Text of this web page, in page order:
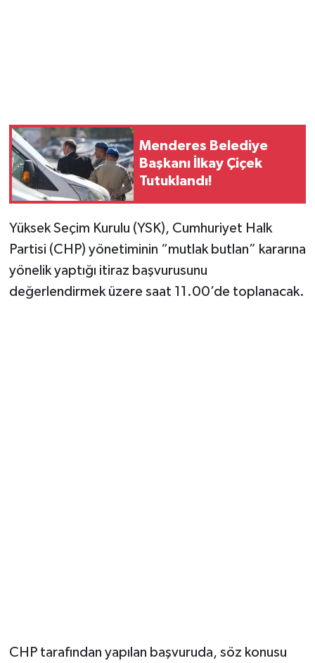
Menderes Belediye
Başkanı İlkay Çiçek
Tutuklandı!
Yüksek Seçim Kurulu (YSK), Cumhuriyet Halk
Partisi (CHP) yönetiminin “mutlak butlan” kararına
yönelik yaptığı itiraz başvurusunu
değerlendirmek üzere saat 11.00’de toplanacak.
CHP tarafından yapılan başvuruda, söz konusu
Seri İlan
Siyaset
Sonsöz Özel
Spor